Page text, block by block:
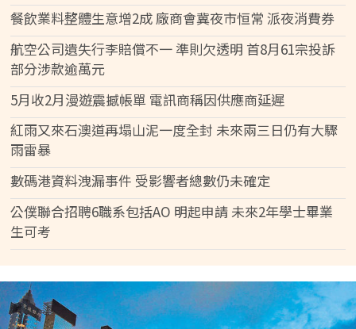
餐飲業料整體生意增2成 廠商會冀夜市恒常 派夜消費券
航空公司遺失行李賠償不一 準則欠透明 首8月61宗投訴
部分涉款逾萬元
5月收2月漫遊震撼帳單 電訊商稱因供應商延遲
紅雨又來石澳道再塌山泥一度全封 未來兩三日仍有大驟
雨雷暴
數碼港資料洩漏事件 受影響者總數仍未確定
公僕聯合招聘6職系包括AO 明起申請 未來2年學士畢業
生可考